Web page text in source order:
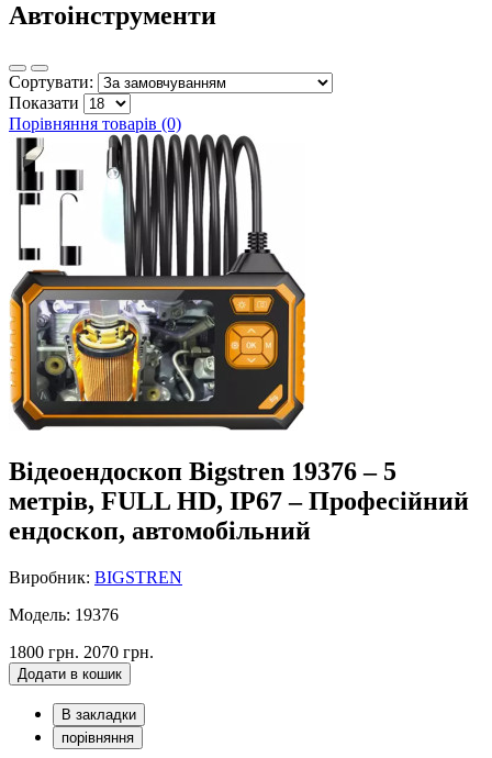
Автоінструменти
Сортувати:
Показати
Порівняння товарів (0)
Відеоендоскоп Bigstren 19376 – 5
метрів, FULL HD, IP67 – Професійний
ендоскоп, автомобільний
Виробник: BIGSTREN
Модель: 19376
1800 грн. 2070 грн.
Додати в кошик
В закладки
порівняння